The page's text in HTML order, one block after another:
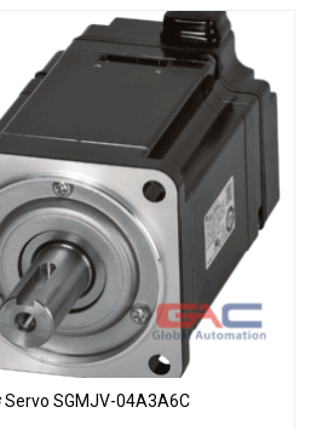
Servo SGMJV-04A3A6C